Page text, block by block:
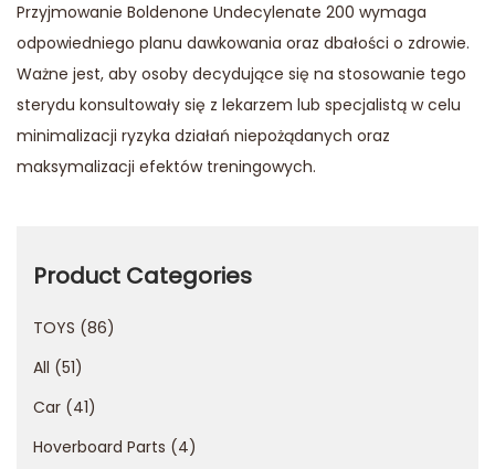
Przyjmowanie Boldenone Undecylenate 200 wymaga
odpowiedniego planu dawkowania oraz dbałości o zdrowie.
Ważne jest, aby osoby decydujące się na stosowanie tego
sterydu konsultowały się z lekarzem lub specjalistą w celu
minimalizacji ryzyka działań niepożądanych oraz
maksymalizacji efektów treningowych.
Product Categories
TOYS 86
All 51
Car 41
Hoverboard Parts
4